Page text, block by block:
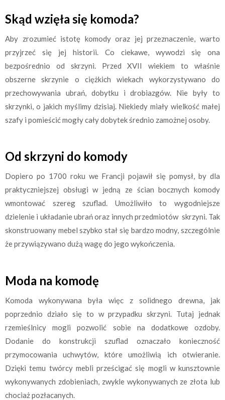
Skąd wzięła się komoda?
Aby zrozumieć istotę komody oraz jej przeznaczenie, warto
przyjrzeć się jej historii. Co ciekawe, wywodzi się ona
bezpośrednio od skrzyni. Przed XVII wiekiem to właśnie
obszerne skrzynie o ciężkich wiekach wykorzystywano do
przechowywania ubrań, dobytku i drobiazgów. Nie były to
skrzynki, o jakich myślimy dzisiaj. Niekiedy miały wielkość małej
szafy i pomieścić mogły cały dobytek średnio zamożnej osoby.
Od skrzyni do komody
Dopiero po 1700 roku we Francji pojawił się pomysł, by dla
praktyczniejszej obsługi w jedną ze ścian bocznych komody
wmontować szereg szuflad. Umożliwiło to wygodniejsze
dzielenie i układanie ubrań oraz innych przedmiotów skrzyni. Tak
skonstruowany mebel szybko stał się bardzo modny, szczególnie
że przywiązywano dużą wagę do jego wykończenia.
Moda na komodę
Komoda wykonywana była więc z solidnego drewna, jak
poprzednio działo się to w przypadku skrzyni. Tutaj jednak
rzemieślnicy mogli pozwolić sobie na dodatkowe ozdoby.
Dodanie do konstrukcji szuflad oznaczało konieczność
przymocowania uchwytów, które umożliwią ich otwieranie.
Dzięki temu twórcy mebli prześcigać się mogli w kunsztownie
wykonywanych zdobieniach, zwykle wykonywanych ze złota lub
chociaż pozłacanych.